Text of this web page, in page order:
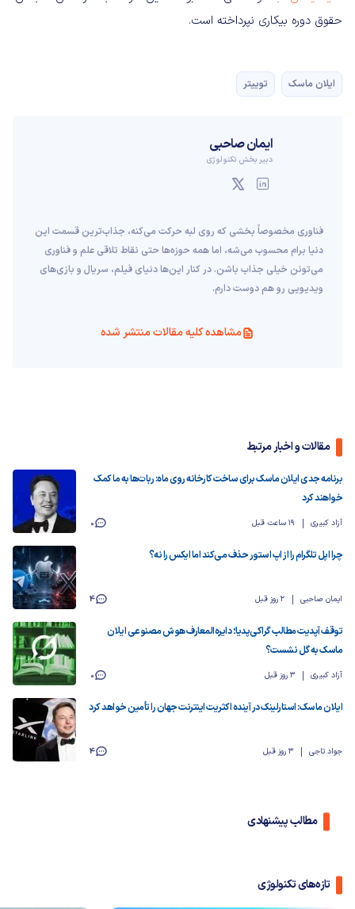
حقوق دوره بیکاری نپرداخته است.
ایلان ماسک توییتر
ایمان صاحبی
دبیر بخش تکنولوژی
فناوری مخصوصاً بخشی که روی لبه حرکت می‌کنه، جذاب‌ترین قسمت این
دنیا برام محسوب می‌شه، اما همه حوزه‌ها حتی نقاط تلاقی علم و فناوری
می‌تونن خیلی جذاب باشن. در کنار این‌ها دنیای فیلم، سریال و بازی‌های
ویدیویی رو هم دوست دارم.
مشاهده کلیه مقالات منتشر شده
مقالات و اخبار مرتبط
برنامه جدی ایلان ماسک برای ساخت‌ کارخانه روی ماه: ربات‌ها به ما کمک
خواهند کرد
آزاد کبیری 19 ساعت قبل 0
چرا اپل تلگرام را از اپ استور حذف می‌کند اما ایکس را نه؟
ایمان صاحبی 2 روز قبل 4
توقف آپدیت مطالب گراکی‌پدیا؛ دایره‌المعارف هوش مصنوعی ایلان
ماسک به گل نشست؟
آزاد کبیری 3 روز قبل 0
ایلان ماسک: استارلینک در آینده اکثریت اینترنت جهان را تأمین خواهد کرد
جواد تاجی 3 روز قبل 4
مطالب پیشنهادی
تازه‌های تکنولوژی